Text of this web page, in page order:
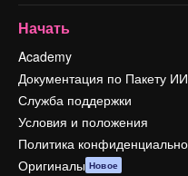
Начать
Academy
Документация по Пакету ИИ
Служба поддержки
Условия и положения
Политика
Оригиналы Новое